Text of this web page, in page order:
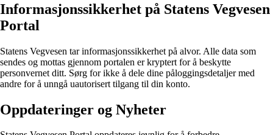
Informasjonssikkerhet på Statens Vegvesen
Portal
Statens Vegvesen tar informasjonssikkerhet på alvor. Alle data som
sendes og mottas gjennom portalen er kryptert for å beskytte
personvernet ditt. Sørg for ikke å dele dine påloggingsdetaljer med
andre for å unngå uautorisert tilgang til din konto.
Oppdateringer og Nyheter